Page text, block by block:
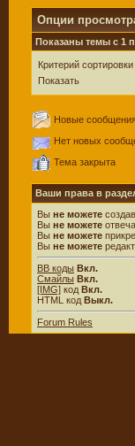
Опции
Показаны темы с 1
Критерий сортировки
Показать
Новые
Нет новых
Тема закрыта
Ваши права в
Вы не можете
Вы не можете
Вы не можете
Вы не можете
BB коды Вкл.
Смайлы Вкл.
[IMG] код Вкл.
HTML код Выкл.
Forum Rules